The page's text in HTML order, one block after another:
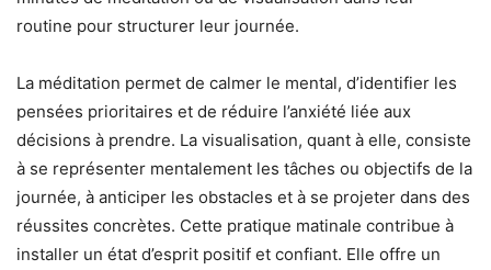
routine pour structurer leur journée.
La méditation permet de calmer le mental, d’identifier les
pensées prioritaires et de réduire l’anxiété liée aux
décisions à prendre. La visualisation, quant à elle, consiste
à se représenter mentalement les tâches ou objectifs de la
journée, à anticiper les obstacles et à se projeter dans des
réussites concrètes. Cette pratique matinale contribue à
installer un état d’esprit positif et confiant. Elle offre un